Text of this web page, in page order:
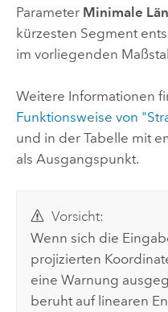
Parameter Minimale
kürzesten Segment
im vorliegenden
Weitere Informationen
Funktionsweise von
und in der Tabelle mit
als Ausgangspunkt.
Vorsicht:
Wenn sich die
projizierten
eine Warnung
beruht auf linearen